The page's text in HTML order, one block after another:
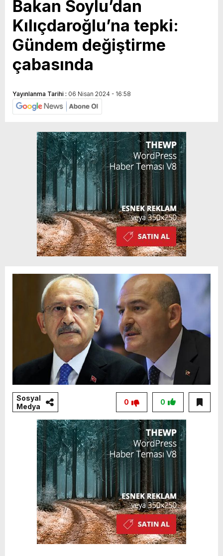
Bakan Soylu’dan
Kılıçdaroğlu’na tepki:
Gündem değiştirme
çabasında
Yayınlanma Tarihi : 06 Nisan 2024 - 16:58
Sosyal
Medya
0
0